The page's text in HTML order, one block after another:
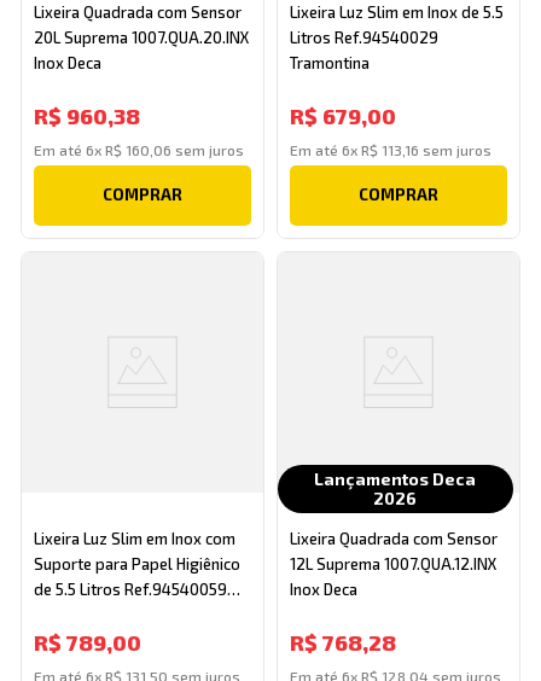
Lixeira Quadrada com Sensor
20L Suprema 1007.QUA.20.INX
Inox Deca
R$ 960,38
Em até6xR$ 160 06 sem juros
COMPRAR
Lixeira Luz Slim em Inox de 5.5
Litros Ref.94540029
Tramontina
R$ 679,00
Em até 6x R$ 113 16 sem juros
COMPRAR
Lixeira Luz Slim em Inox com
Suporte para Papel Higiênico
de 5.5 Litros Ref.94540059
R$ 789,00
Em até6xR$ 131 ,50 sem juros
Lançamentos Deca
2026
Lixeira Quadrada com Sensor
12L Suprema 1007.QUA.12.INX
Inox Deca
R$ 768,28
Em até 6x R$ 128 04 sem juros